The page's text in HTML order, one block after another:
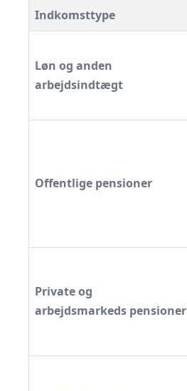
Indkomsttype
Løn og anden
arbejdsindtægt
Offentlige pensioner
Private og
arbejdsmarkeds pensioner